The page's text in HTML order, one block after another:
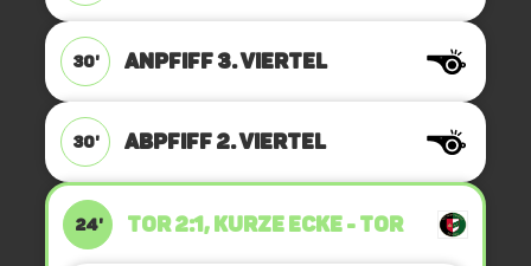
30' ANPFIFF 3. Viertel
30' ABPFIFF 2. Viertel
24' TOR 2:1, KURZE ECKE - TOR